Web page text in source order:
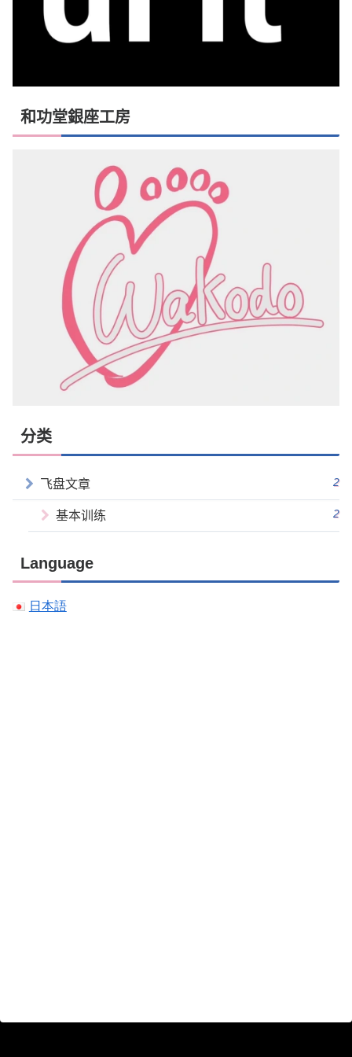
和功堂銀座工房
分类
飞盘文章 2
基本训练 2
Language
日本語